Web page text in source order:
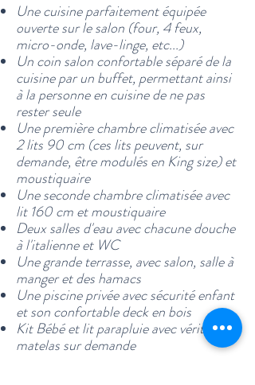
Une cuisine parfaitement équipée
ouverte sur le salon (four, 4 feux,
micro-onde, lave-linge, etc...)
Un coin salon confortable séparé de la
cuisine par un buffet, permettant ainsi
à la personne en cuisine de ne pas
rester seule
Une première chambre climatisée avec
2 lits 90 cm (ces lits peuvent, sur
demande, être modulés en King size) et
moustiquaire
Une seconde chambre climatisée avec
lit 160 cm et moustiquaire
Deux salles d'eau avec chacune douche
à l'italienne et WC
Une grande terrasse, avec salon, salle à
manger et des hamacs
Une piscine privée avec sécurité enfant
et son confortable deck en bois
Kit Bébé et lit parapluie avec véritable
matelas sur demande